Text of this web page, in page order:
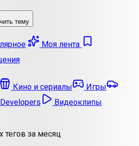
тему
Моя лента
Кино и сериалы
Игры
Developers
Видеоклипы
тегов за месяц